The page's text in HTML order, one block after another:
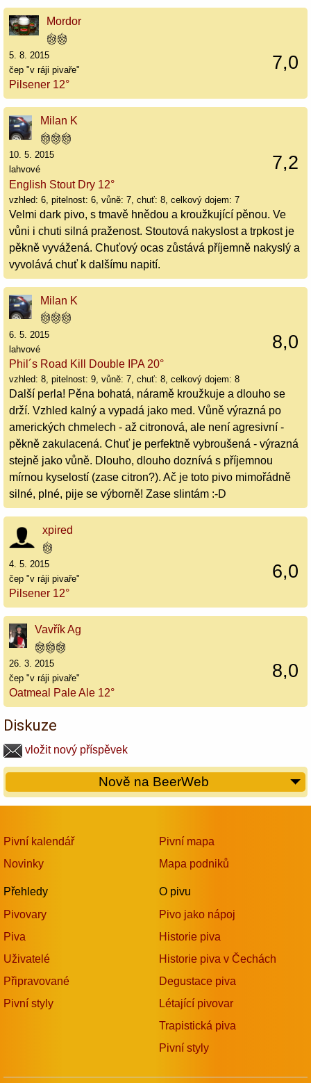
Mordor
7,0
5. 8. 2015
čep "v ráji pivaře"
Pilsener 12°
Milan K
7,2
10. 5. 2015
lahvové
English Stout Dry 12°
vzhled: 6, pitelnost: 6, vůně: 7, chuť: 8, celkový dojem: 7
Velmi dark pivo, s tmavě hnědou a kroužkující pěnou. Ve
vůni i chuti silná praženost. Stoutová nakyslost a trpkost je
pěkně vyvážená. Chuťový ocas zůstává příjemně nakyslý a
vyvolává chuť k dalšímu napití.
Milan K
8,0
6. 5. 2015
lahvové
Phil´s Road Kill Double IPA 20°
vzhled: 8, pitelnost: 9, vůně: 7, chuť: 8, celkový dojem: 8
Další perla! Pěna bohatá, náramě kroužkuje a dlouho se
drží. Vzhled kalný a vypadá jako med. Vůně výrazná po
amerických chmelech - až citronová, ale není agresivní -
pěkně zakulacená. Chuť je perfektně vybroušená - výrazná
stejně jako vůně. Dlouho, dlouho doznívá s příjemnou
mírnou kyselostí (zase citron?). Ač je toto pivo mimořádně
silné, plné, pije se výborně! Zase slintám :-D
xpired
6,0
4. 5. 2015
čep "v ráji pivaře"
Pilsener 12°
Vavřík Ag
8,0
26. 3. 2015
čep "v ráji pivaře"
Oatmeal Pale Ale 12°
Diskuze
vložit nový příspěvek
Nově na BeerWeb
Pivní kalendář
Novinky
Přehledy
Pivovary
Piva
Uživatelé
Připravované
Pivní styly
Pivní mapa
Mapa podniků
O pivu
Pivo jako nápoj
Historie piva
Historie piva v Čechách
Degustace piva
Létající pivovar
Trapistická piva
Pivní styly